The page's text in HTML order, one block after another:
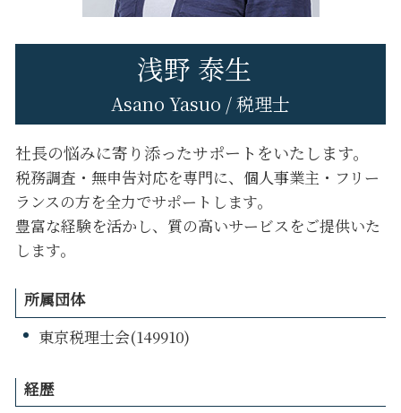
浅野 泰生
Asano Yasuo / 税理士
社長の悩みに寄り添ったサポートをいたします。
税務調査・無申告対応を専門に、個人事業主・フリー
ランスの方を全力でサポートします。
豊富な経験を活かし、質の高いサービスをご提供いた
します。
所属団体
東京税理士会(149910)
経歴